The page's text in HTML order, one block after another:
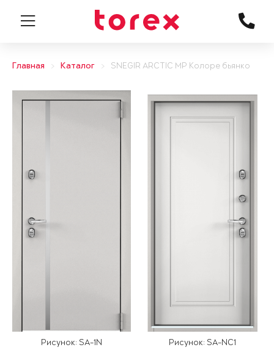
Главная Каталог SNEGIR ARCTIC MP Колоре бьянко
Рисунок: SA-1N Рисунок: SA-NC1